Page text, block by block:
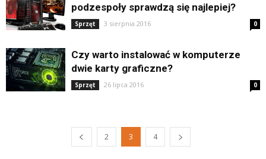
podzespoły sprawdzą się najlepiej?
Sprzęt 3 sierpnia 2016 0
Czy warto instalować w komputerze
dwie karty graficzne?
Sprzęt 26 lipca 2016 0
2 3 4